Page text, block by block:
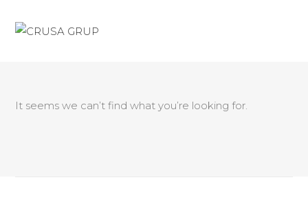
It seems we can’t find what you’re looking for.